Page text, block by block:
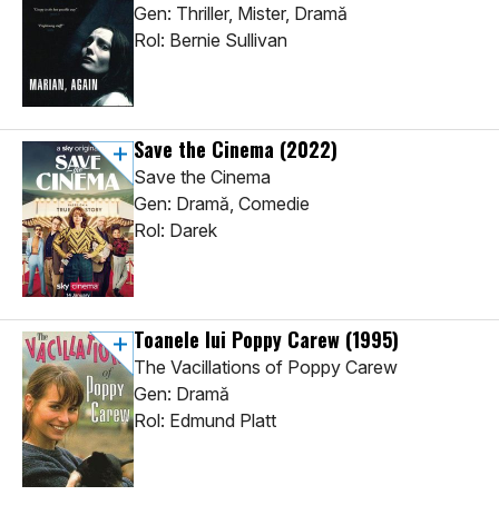
Gen: Thriller, Mister, Dramă
Rol: Bernie Sullivan
Save the Cinema (2022)
Save the Cinema
Gen: Dramă, Comedie
Rol: Darek
Toanele lui Poppy Carew (1995)
The Vacillations of Poppy Carew
Gen: Dramă
Rol: Edmund Platt